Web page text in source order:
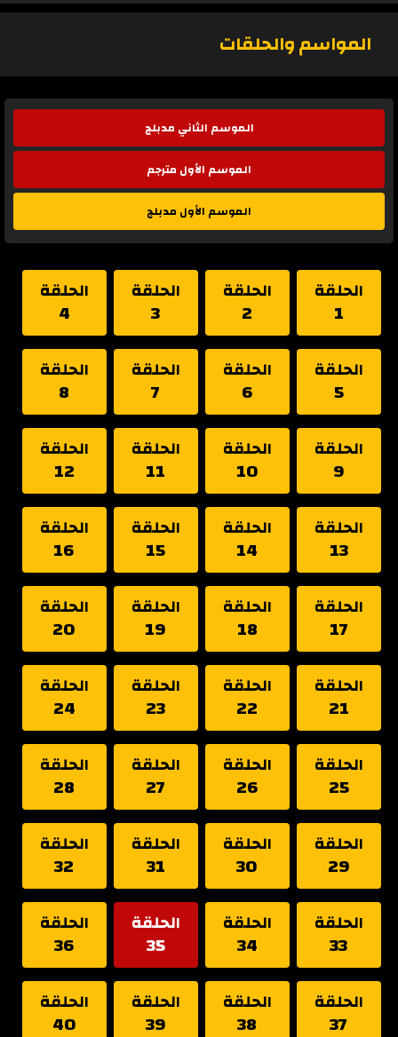
المواسم والحلقات
الموسم الثاني مدبلج
الموسم الأول مترجم
الموسم الأول مدبلج
الحلقة
1
الحلقة
2
الحلقة
3
الحلقة
4
الحلقة
5
الحلقة
6
الحلقة
7
الحلقة
8
الحلقة
9
الحلقة
10
الحلقة
11
الحلقة
12
الحلقة
13
الحلقة
14
الحلقة
15
الحلقة
16
الحلقة
17
الحلقة
18
الحلقة
19
الحلقة
20
الحلقة
21
الحلقة
22
الحلقة
23
الحلقة
24
الحلقة
25
الحلقة
26
الحلقة
27
الحلقة
28
الحلقة
29
الحلقة
30
الحلقة
31
الحلقة
32
الحلقة
33
الحلقة
34
الحلقة
35
الحلقة
36
الحلقة
37
الحلقة
38
الحلقة
39
الحلقة
40